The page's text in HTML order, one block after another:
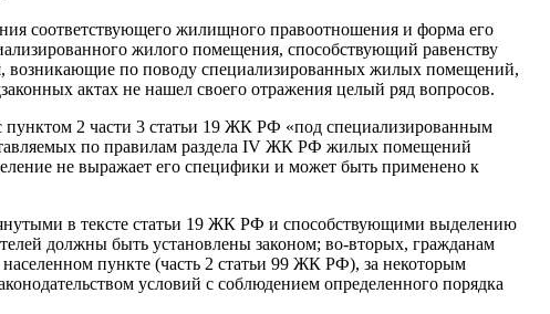
соответствующего жилищного правоотношения и форма его
жилого помещения, способствующий равенству
возникающие по поводу специализированных жилых помещений,
актах не нашел своего отражения целый ряд вопросов.
пунктом 2 части 3 статьи 19 ЖК РФ «под специализированным
по правилам раздела IV ЖК РФ жилых помещений
не выражает его специфики и может быть применено к
в тексте статьи 19 ЖК РФ и способствующими выделению
должны быть установлены законом; во-вторых, гражданам
пункте (часть 2 статьи 99 ЖК РФ), за некоторым
условий с соблюдением определенного порядка